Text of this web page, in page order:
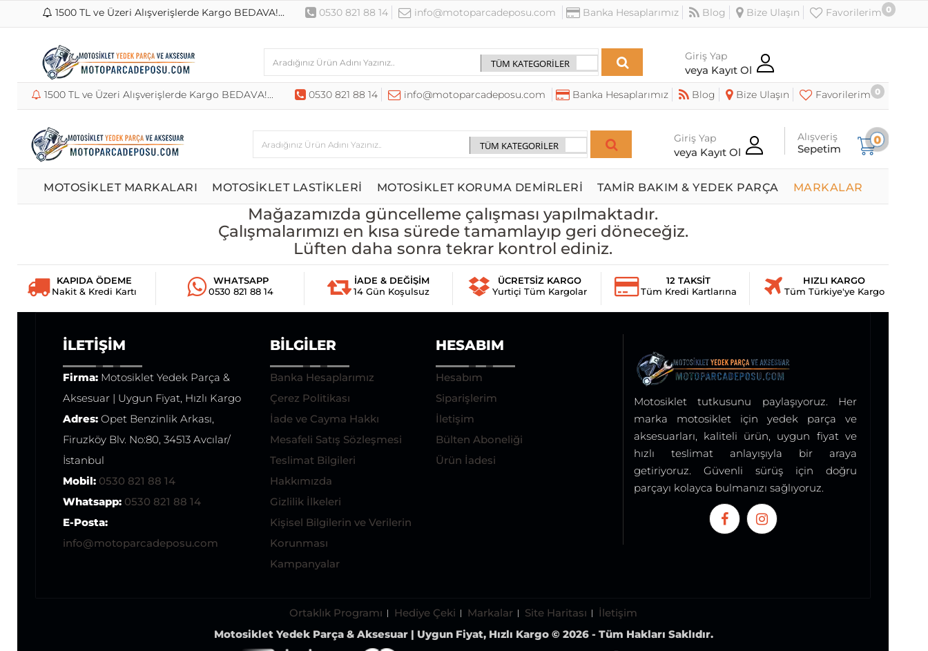
1500 TL ve Üzeri Alışverişlerde Kargo BEDAVA!... 0530 821 88 14 info@motoparcadeposu.com Banka Hesaplarımız Blog Bize Ulaşın Favorilerim 0
Giriş Yap
veya Kayıt Ol
1500 TL ve Üzeri Alışverişlerde Kargo BEDAVA!... 0530 821 88 14 info@motoparcadeposu.com Banka Hesaplarımız Blog Bize Ulaşın Favorilerim 0
Giriş Yap
veya Kayıt Ol
0
Alışveriş
Sepetim
MOTOSİKLET MARKALARI MOTOSİKLET LASTİKLERİ MOTOSİKLET KORUMA DEMİRLERİ TAMİR BAKIM & YEDEK PARÇA MARKALAR
Mağazamızda güncelleme çalışması yapılmaktadır.
Çalışmalarımızı en kısa sürede tamamlayıp geri döneceğiz.
Lüften daha sonra tekrar kontrol ediniz.
KAPIDA ÖDEME
Nakit & Kredi Kartı
WHATSAPP
0530 821 88 14
İADE & DEĞİŞİM
14 Gün Koşulsuz
ÜCRETSİZ KARGO
Yurtiçi Tüm Kargolar
12 TAKSİT
Tüm Kredi Kartlarına
HIZLI KARGO
Tüm Türkiye'ye Kargo
İLETIŞIM
Firma: Motosiklet Yedek Parça &
Aksesuar | Uygun Fiyat, Hızlı Kargo
Adres: Opet Benzinlik Arkası,
Firuzköy Blv. No:80, 34513 Avcılar/
İstanbul
Mobil: 0530 821 88 14
Whatsapp: 0530 821 88 14
E-Posta:
info@motoparcadeposu.com
BILGILER
Banka Hesaplarımız
Çerez Politikası
İade ve Cayma Hakkı
Mesafeli Satış Sözleşmesi
Teslimat Bilgileri
Hakkımızda
Gizlilik İlkeleri
Kişisel Bilgilerin ve Verilerin
Korunması
Kampanyalar
HESABIM
Hesabım
Siparişlerim
İletişim
Bülten Aboneliği
Ürün İadesi
Motosiklet tutkusunu paylaşıyoruz. Her
marka motosiklet için yedek parça ve
aksesuarları, kaliteli ürün, uygun fiyat ve
hızlı teslimat anlayışıyla bir araya
getiriyoruz. Güvenli sürüş için doğru
parçayı kolayca bulmanızı sağlıyoruz.
Ortaklık Programı Hediye Çeki Markalar Site Haritası
İletişim
Motosiklet Yedek Parça & Aksesuar | Uygun Fiyat, Hızlı Kargo © 2026 - Tüm Hakları Saklıdır.